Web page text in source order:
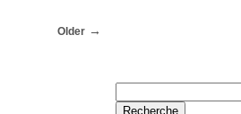
Older